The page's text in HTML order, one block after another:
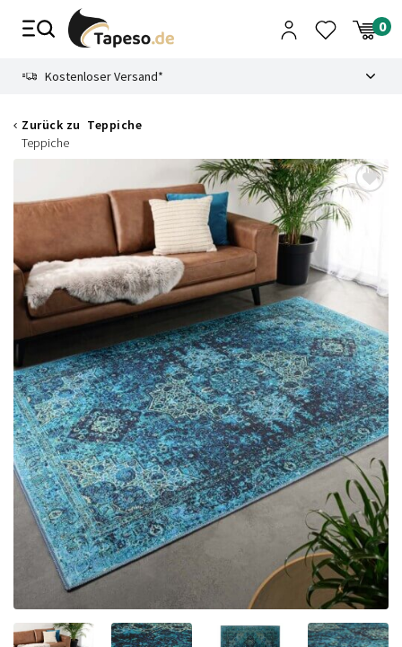
Zusammenbruch
Kostenloser Versand*
Zurück zu Teppiche
Teppiche